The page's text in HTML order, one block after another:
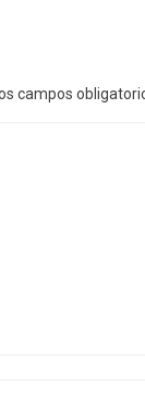
campos